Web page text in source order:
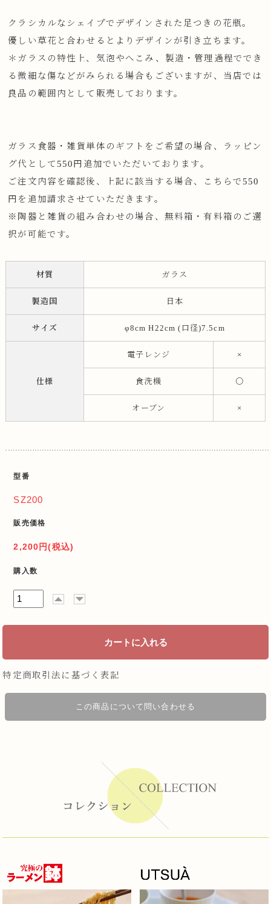
クラシカルなシェイプでデザインされた足つきの花瓶。
優しい草花と合わせるとよりデザインが引き立ちます。
＊ガラスの特性上、気泡やへこみ、製造・管理過程ででき
る微細な傷などがみられる場合もございますが、当店では
良品の範囲内として販売しております。
ガラス食器・雑貨単体のギフトをご希望の場合、ラッピン
グ代として550円追加でいただいております。
ご注文内容を確認後、上記に該当する場合、こちらで550
円を追加請求させていただきます。
※陶器と雑貨の組み合わせの場合、無料箱・有料箱のご選
択が可能です。
材質 ガラス
製造国 日本
サイズ φ8cm H22cm (口径)7.5cm
仕様
電子レンジ ×
食洗機 〇
オーブン ×
型番
SZ200
販売価格
2,200円(税込)
購入数
特定商取引法に基づく表記
この商品について問い合わせる